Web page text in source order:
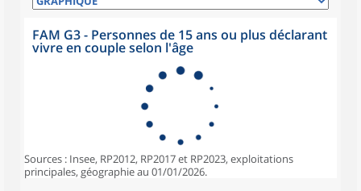
FAM G3 - Personnes de 15 ans ou plus déclarant
vivre en couple selon l'âge
Sources : Insee, RP2012, RP2017 et RP2023, exploitations
principales, géographie au 01/01/2026.